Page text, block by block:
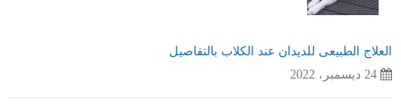
العلاج الطبيعى للديدان عند الكلاب بالتفاصيل
24 ديسمبر، 2022